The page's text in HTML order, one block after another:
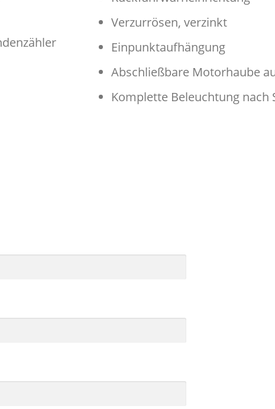
Verzurrösen, verzinkt
Einpunktaufhängung
Abschließbare Motorhaube
Komplette Beleuchtung nach